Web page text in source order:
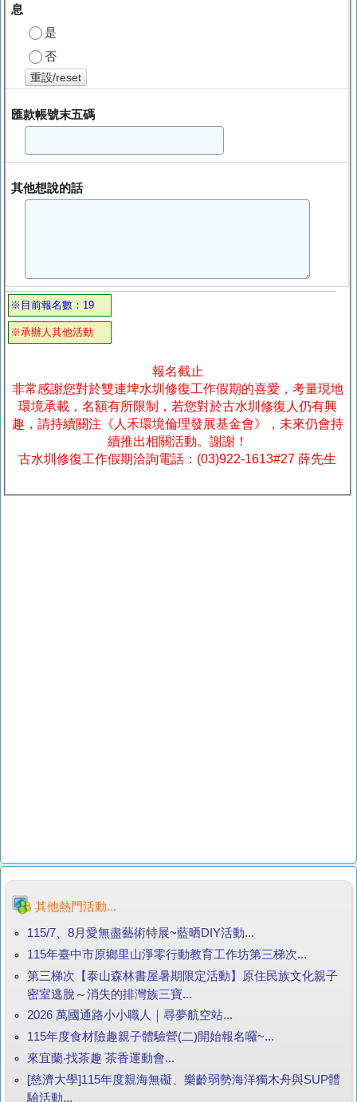
息
是
否
重設/reset
匯款帳號末五碼
其他想說的話
※目前報名數：19
※承辦人其他活動
報名截止
非常感謝您對於雙連埤水圳修復工作假期的喜愛，考量現地
環境承載，名額有所限制，若您對於古水圳修復人仍有興
趣，請持續關注《人禾環境倫理發展基金會》，未來仍會持
續推出相關活動。謝謝！
古水圳修復工作假期洽詢電話：(03)922-1613#27 薛先生
其他熱門活動...
115/7、8月愛無盡藝術特展~藍晒DIY活動...
115年臺中市原鄉里山淨零行動教育工作坊第三梯次...
第三梯次【泰山森林書屋暑期限定活動】原住民族文化親子
密室逃脫～消失的排灣族三寶...
2026 萬國通路小小職人｜尋夢航空站...
115年度食材險趣親子體驗營(二)開始報名囉~...
來宜蘭‧找茶趣 茶香運動會...
[慈濟大學]115年度親海無礙、樂齡弱勢海洋獨木舟與SUP體
驗活動...